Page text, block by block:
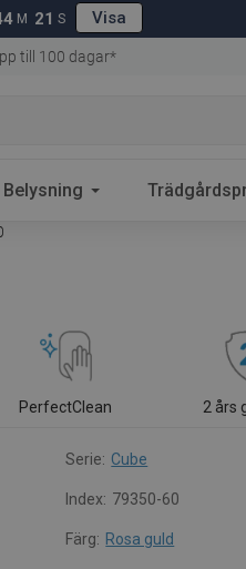
M 19 S Visa
till 100 dagar*
Belysning
PerfectClean 2 års
Serie: Cube
Index: 79350-60
Färg: Rosa guld